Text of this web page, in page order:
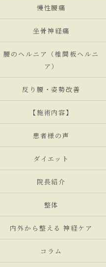
慢性腰痛
坐骨神経痛
腰のヘルニア（椎間板ヘルニ
ア）
反り腰・姿勢改善
【施術内容】
患者様の声
ダイエット
院長紹介
整体
内外から整える 神経ケア
コラム